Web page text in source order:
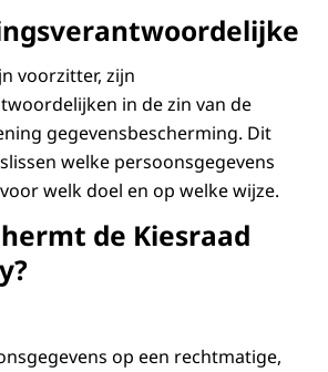
voorzitter, zijn
in de zin van de
gegevensbescherming. Dit
welke persoonsgegevens
welk doel en op welke wijze.
de Kiesraad
op een rechtmatige,